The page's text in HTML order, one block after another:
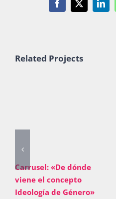
Facebook
X
Related Projects
Carrusel: «De dónde
viene el concepto
Ideología de Género»